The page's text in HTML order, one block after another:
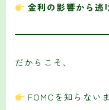
金利の影響から逃
だからこそ、
FOMCを知らない